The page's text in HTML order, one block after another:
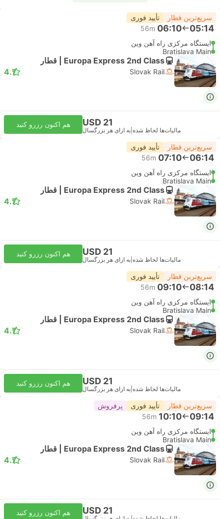
سریع‌ترین قطار تأیید فوری
05:14
06:10
56m
ایستگاه مرکزی راه آهن وین
Bratislava Main
Europa Express 2nd Class | قطار
Slovak Rail
4.7
USD 21
مالیات‌ها لحاظ شده به ازای هر بزرگسال
هم اکنون رزرو کنید
سریع‌ترین قطار تأیید فوری
06:14
07:10
56m
ایستگاه مرکزی راه آهن وین
Bratislava Main
Europa Express 2nd Class | قطار
Slovak Rail
4.7
USD 21
مالیات‌ها لحاظ شده به ازای هر بزرگسال
هم اکنون رزرو کنید
سریع‌ترین قطار تأیید فوری
08:14
09:10
56m
ایستگاه مرکزی راه آهن وین
Bratislava Main
Europa Express 2nd Class | قطار
Slovak Rail
4.7
USD 21
مالیات‌ها لحاظ شده به ازای هر بزرگسال
هم اکنون رزرو کنید
سریع‌ترین قطار تأیید فوری پرفروش
09:14
10:10
56m
ایستگاه مرکزی راه آهن وین
Bratislava Main
Europa Express 2nd Class | قطار
Slovak Rail
4.7
USD 21 هم اکنون رزرو کنید